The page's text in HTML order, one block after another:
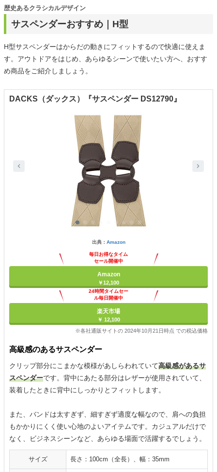
サスペンダーおすすめ｜H型
歴史あるクラシカルデザイン
H型サスペンダーはからだの動きにフィットするので快適に使えま
す。アウトドアをはじめ、あらゆるシーンで使いたい方へ、おすす
め商品をご紹介しましょう。
DACKS（ダックス）『サスペンダー DS12790』
出典： Amazon
毎日お得なタイム
セール開催中
Amazon
￥12,100
24時間タイムセー
ル毎日開催中
楽天市場
￥ 12,100
※各社通販サイトの 2024年10月21日時点 での税込価格
高級感のあるサスペンダー
クリップ部分にこまかな模様があしらわれていて高級感があるサ
スペンダーです。背中にあたる部分はレザーが使用されていて、
装着したときに背中にしっかりとフィットします。
また、バンドは太すぎず、細すぎず適度な幅なので、肩への負担
もかかりにくく使い心地のよいアイテムです。カジュアルだけで
なく、ビジネスシーンなど、あらゆる場面で活躍するでしょう。
サイズ 長さ：100cm（全長）、幅：35mm